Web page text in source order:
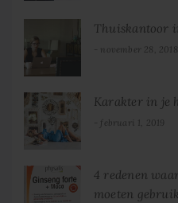
Thuiskantoor
november 28, 2018
Karakter in je
februari 1, 2019
4 redenen
moeten